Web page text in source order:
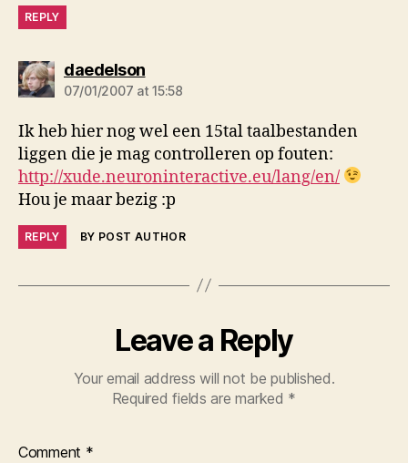
REPLY
daedelsonsays:
07/01/2007 at 15:58
Ik heb hier nog wel een 15tal taalbestanden
liggen die je mag controlleren op fouten:
http://xude.neuroninteractive.eu/lang/en/
Hou je maar bezig :p
REPLY BY POST AUTHOR
Leave a Reply
Your email address will not be published.
Required fields are marked *
Comment *